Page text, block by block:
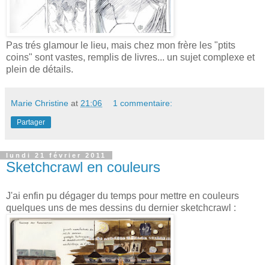
Pas trés glamour le lieu, mais chez mon frère les "ptits
coins" sont vastes, remplis de livres... un sujet complexe et
plein de détails.
Marie Christine at 21:06 1 commentaire:
Partager
lundi 21 février 2011
Sketchcrawl en couleurs
J'ai enfin pu dégager du temps pour mettre en couleurs
quelques uns de mes dessins du dernier sketchcrawl :